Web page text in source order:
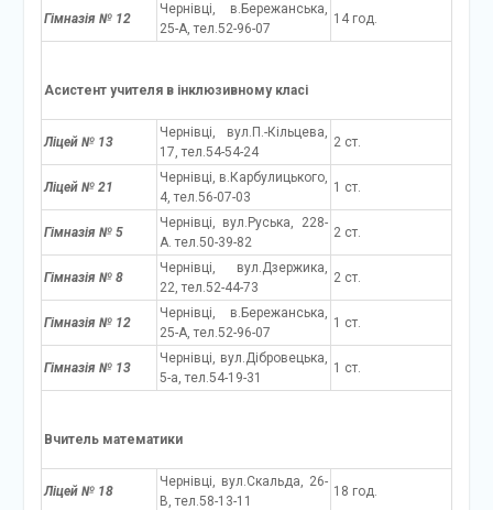
Гімназія № 12
Чернівці, в.Бережанська,
25-А, тел.52-96-07
14 год.
Асистент учителя в інклюзивному класі
Ліцей № 13
Чернівці, вул.П.-Кільцева,
17, тел.54-54-24
2 ст.
Ліцей № 21
Чернівці, в.Карбулицького,
4, тел.56-07-03
1 ст.
Гімназія № 5
Чернівці, вул.Руська, 228-
А. тел.50-39-82
2 ст.
Гімназія № 8
Чернівці, вул.Дзержика,
22, тел.52-44-73
2 ст.
Гімназія № 12
Чернівці, в.Бережанська,
25-А, тел.52-96-07
1 ст.
Гімназія № 13
Чернівці, вул.Дібровецька,
5-а, тел.54-19-31
1 ст.
Вчитель математики
Ліцей № 18
Чернівці, вул.Скальда, 26-
В, тел.58-13-11
18 год.